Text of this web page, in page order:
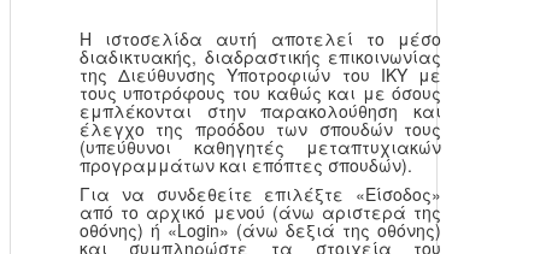
Η ιστοσελίδα αυτή αποτελεί το μέσο
διαδικτυακής, διαδραστικής επικοινωνίας
της Διεύθυνσης Υποτροφιών του ΙΚΥ με
τους υποτρόφους του καθώς και με όσους
εμπλέκονται στην παρακολούθηση και
έλεγχο της προόδου των σπουδών τους
(υπεύθυνοι καθηγητές μεταπτυχιακών
προγραμμάτων και επόπτες σπουδών).
Για να συνδεθείτε επιλέξτε «Είσοδος»
από το αρχικό μενού (άνω αριστερά της
οθόνης) ή «Login» (άνω δεξιά της οθόνης)
και συμπληρώστε τα στοιχεία του